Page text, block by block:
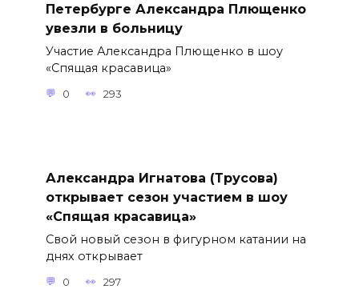
Петербурге Александра Плющенко
увезли в больницу
Участие Александра Плющенко в шоу
«Спящая красавица»
0 293
Александра Игнатова (Трусова)
открывает сезон участием в шоу
«Спящая красавица»
Свой новый сезон в фигурном катании на
днях открывает
0 297